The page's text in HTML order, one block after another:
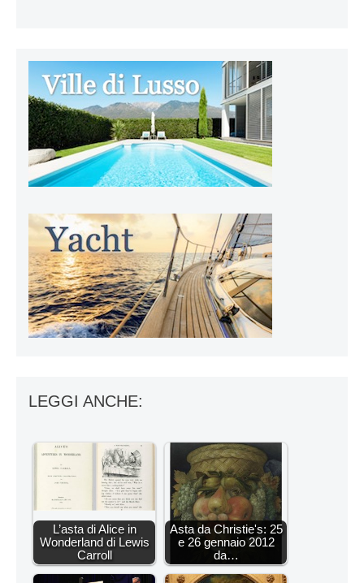
LEGGI ANCHE:
L’asta di Alice in
Wonderland di Lewis
Carroll
Asta da Christie's: 25
e 26 gennaio 2012
da…